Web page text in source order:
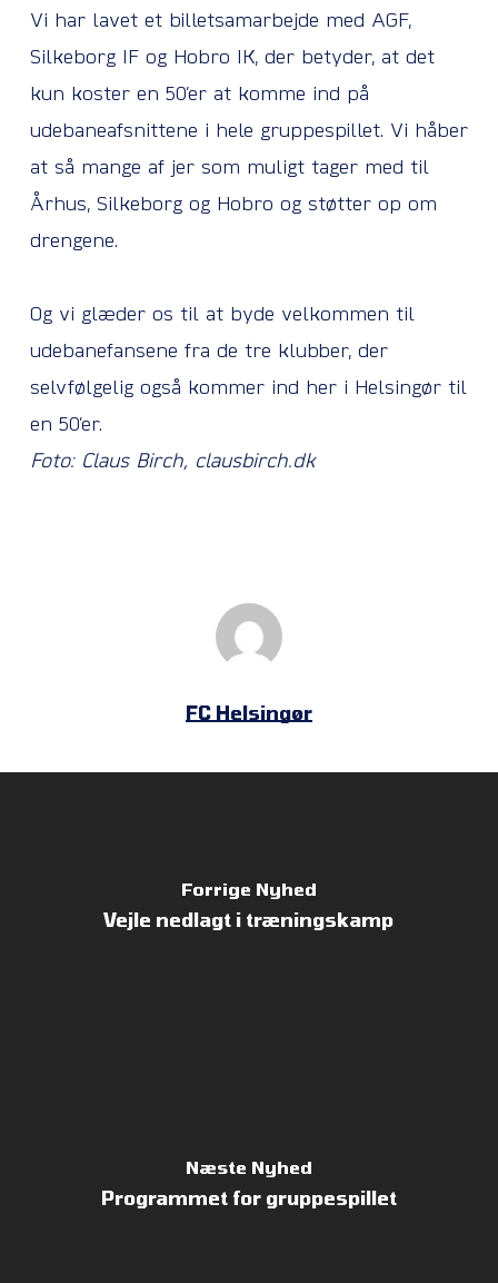
Vi har lavet et billetsamarbejde med AGF,
Silkeborg IFog Hobro IK, der betyder, at det
kun koster en 50’er at komme ind på
udebaneafsnittene i hele gruppespillet. Vi håber
at så mange af jer som muligt tager med til
Århus, Silkeborg og Hobro og støtter op om
drengene.
Og vi glæder os til at byde velkommen til
udebanefansene fra de tre klubber, der
selvfølgelig også kommer ind her i Helsingør til
en 50’er.
Foto: Claus Birch, clausbirch.dk
FC Helsingør
Forrige Nyhed
Vejle nedlagt i træningskamp
Næste Nyhed
Programmet for gruppespillet